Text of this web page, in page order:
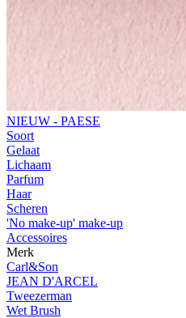
NIEUW - PAESE
Soort
Gelaat
Lichaam
Parfum
Haar
Scheren
'No make-up' make-up
Accessoires
Merk
Carl&Son
JEAN D'ARCEL
Tweezerman
Wet Brush